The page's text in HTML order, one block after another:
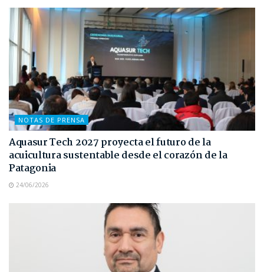
NOTAS DE PRENSA
Aquasur Tech 2027 proyecta el futuro de la
acuicultura sustentable desde el corazón de la
Patagonia
24/06/2026